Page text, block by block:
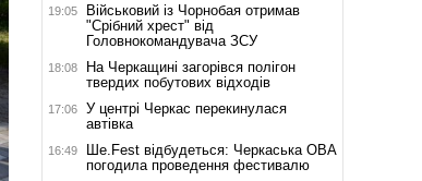
19:05
Військовий із Чорнобая отримав
"Срібний хрест" від
Головнокомандувача ЗСУ
18:08
На Черкащині загорівся полігон
твердих побутових відходів
17:06
У центрі Черкас перекинулася
автівка
16:49
Ше.Fest відбудеться: Черкаська ОВА
погодила проведення фестивалю